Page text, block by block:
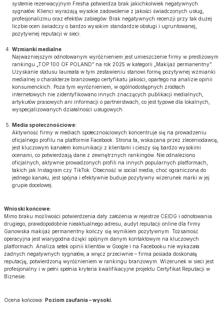
systemie rezerwacyjnym Fresha potwierdza brak jakichkolwiek negatywnych
sygnałów. Klienci wyrażają wysokie zadowolenie z jakości świadczonych usług,
profesjonalizmu oraz efektów zabiegów. Brak negatywnych recenzji przy tak dużej
liczbie ocen świadczy o bardzo wysokim standardzie obsługi i ugruntowanej,
pozytywnej reputacji w sieci.
Wzmianki medialne
Najważniejszym odnotowanym wyróżnieniem jest umieszczenie firmy w prestiżowym
rankingu „TOP 100 OF POLAND” na rok 2025 w kategorii „Makijaż permanentny”.
Uzyskanie statusu laureata w tym zestawieniu stanowi formę pozytywnej wzmianki
medialnej o charakterze branżowego certyfikatu jakości, opartego na analizie opinii
konsumenckich. Poza tym wyróżnieniem, w ogólnodostępnych źródłach
internetowych nie zidentyfikowano innych znaczących publikacji medialnych,
artykułów prasowych ani informacji o partnerstwach, co jest typowe dla lokalnych,
wyspecjalizowanych działalności usługowych.
Media społecznościowe:
Aktywność firmy w mediach społecznościowych koncentruje się na prowadzeniu
oficjalnego profilu na platformie Facebook. Strona ta, wskazana przez zleceniodawcę,
jest kluczowym kanałem komunikacji z klientami i cieszy się bardzo wysokimi
ocenami, co potwierdzają dane z zewnętrznych rankingów. Nie odnaleziono
oficjalnych, aktywnie prowadzonych profili na innych popularnych platformach,
takich jak Instagram czy TikTok. Obecność w social media, choć ograniczona do
jednego kanału, jest spójna i efektywnie buduje pozytywny wizerunek marki w jej
grupie docelowej.
Wnioski końcowe:
Mimo braku możliwości potwierdzenia daty założenia w rejestrze CEIDG i odnotowania
drugiego, prawdopodobnie nieaktualnego adresu, audyt reputacji online dla firmy
Ganowska makijaż permanentny kończy się wynikiem pozytywnym. Tożsamość
operacyjna jest wiarygodna dzięki spójnym danym kontaktowym na kluczowych
platformach. Analiza setek opinii klientów w Google i na Facebooku nie wykazała
żadnych negatywnych sygnałów, a wręcz przeciwnie – firma posiada doskonałą
reputację, potwierdzoną wyróżnieniem w rankingu branżowym. Wizerunek w sieci jest
profesjonalny i w pełni spełnia kryteria kwalifikacyjne projektu Certyfikat Reputacji w
Biznesie.
Ocena końcowa: Poziom zaufania – wysoki.